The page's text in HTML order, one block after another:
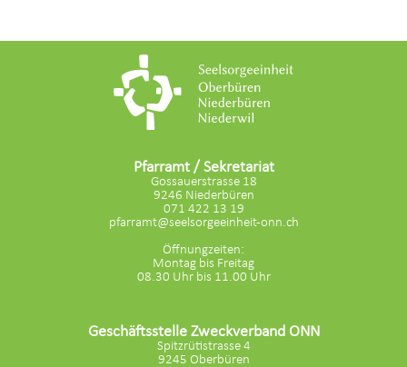
Pfarramt / Sekretariat
Gossauerstrasse 18
9246 Niederbüren
071 422 13 19
pfarramt@seelsorgeeinheit-onn.ch
Öffnungzeiten:
Montag bis Freitag
08.30 Uhr bis 11.00 Uhr
Geschäftsstelle Zweckverband ONN
Spitzrütistrasse 4
9245 Oberbüren